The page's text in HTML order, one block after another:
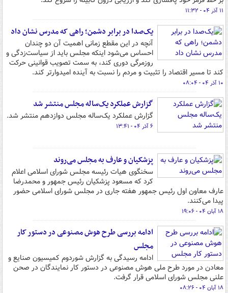
۱۱ آذر ۰۴ - ۱۱:۳۲
یک‌صدا در برابر دشمن؛ راهی که مدرس نشان داد
آنچه در این مقطع زمانی اهمیت آن دو چندان
احساس می‌شود اینکه مجلس باید از سیاست‌زدگی و
روزمرگی دوری کند، به سمت تصویب قوانینی حرکت
کند تا مسیر اقتصاد را تثبیت و مردم را نسبت به آینده امیدوارتر کند.
۱۰ آذر ۰۴ - ۰۸:۰۴
گزارش عملکرد یک‌ساله مجلس منتشر شد
گزارش عملکرد یک‌ساله مجلس دوازدهم منتشر شد.
۶ آذر ۰۴ - ۱۳:۴۱
پزشکیان و عارف به مجلس می‌روند
سخنگوی هیات رئیسه مجلس شورای اسلامی اعلام
کرد که مسعود پزشکیان رئیس جمهور و محمدرضا
عارف معاون اول رئیس جمهور هفته جاری در مجلس شورای اسلامی حضور
پیدا می‌کنند.
۱۸ آبان ۰۴ - ۱۹:۰۶
ادامه بررسی طرح هوش مصنوعی در دستور کار
مجلس
ادامه رسیدگی به گزارش شوردوم کمیسیون صنایع و
معادن در مورد طرح ملی هوش مصنوعی در دستور کار نمایندگان در صحن
علنی مجلس شورای اسلامی قرار گرفت.
۱۸ آبان ۰۴ - ۰۸:۲۶